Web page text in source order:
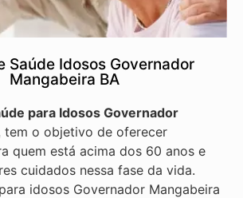
Saúde Idosos Governador
Mangabeira BA
para Idosos Governador
tem o objetivo de oferecer
quem está acima dos 60 anos e
cuidados nessa fase da vida.
idosos Governador Mangabeira